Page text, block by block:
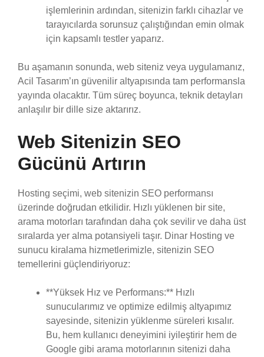
işlemlerinin ardından, sitenizin farklı cihazlar ve
tarayıcılarda sorunsuz çalıştığından emin olmak
için kapsamlı testler yaparız.
Bu aşamanın sonunda, web siteniz veya uygulamanız,
Acil Tasarım’ın güvenilir altyapısında tam performansla
yayında olacaktır. Tüm süreç boyunca, teknik detayları
anlaşılır bir dille size aktarırız.
Web Sitenizin SEO
Gücünü Artırın
Hosting seçimi, web sitenizin SEO performansı
üzerinde doğrudan etkilidir. Hızlı yüklenen bir site,
arama motorları tarafından daha çok sevilir ve daha üst
sıralarda yer alma potansiyeli taşır. Dinar Hosting ve
sunucu kiralama hizmetlerimizle, sitenizin SEO
temellerini güçlendiriyoruz:
**Yüksek Hız ve Performans:** Hızlı
sunucularımız ve optimize edilmiş altyapımız
sayesinde, sitenizin yüklenme süreleri kısalır.
Bu, hem kullanıcı deneyimini iyileştirir hem de
Google gibi arama motorlarının sitenizi daha